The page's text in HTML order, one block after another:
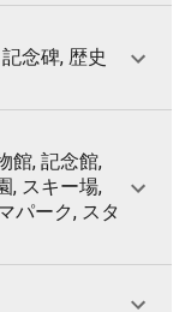
念碑, 歴史
館, 記念館,
, スキー場,
パーク, スタ